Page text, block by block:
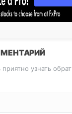
узнать